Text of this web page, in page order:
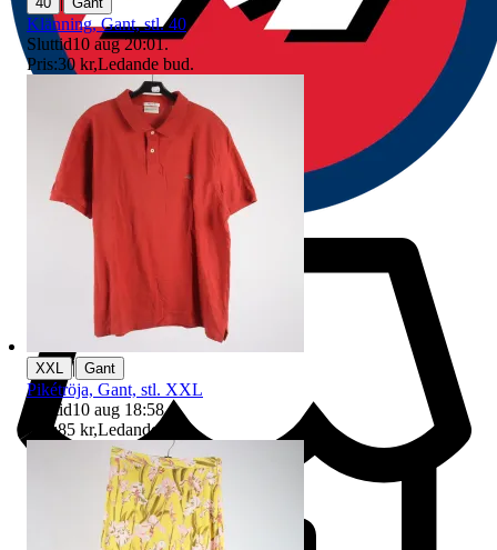
Klänning, Gant, stl. 40
Sluttid10 aug 20:01.
Pris:30 kr,Ledande bud.
XXL | Gant
Pikétröja, Gant, stl. XXL
Sluttid10 aug 18:58.
Pris:85 kr,Ledande bud .